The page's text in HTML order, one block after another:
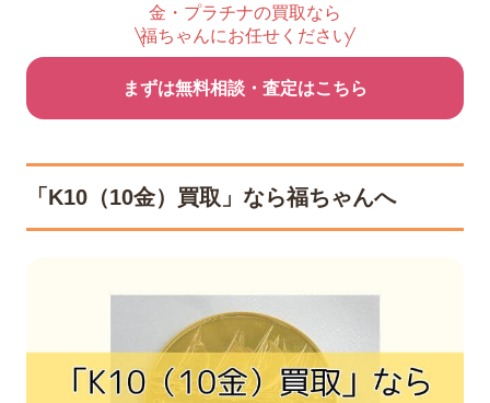
金・プラチナの買取なら
福ちゃんにお任せください
まずは無料相談・査定はこちら
「K10（10金）買取」なら福ちゃんへ